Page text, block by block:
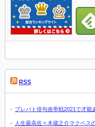
RSS
プレバト俳句炎帝戦2021で才能
人生最高佐々木蔵之介マクベス